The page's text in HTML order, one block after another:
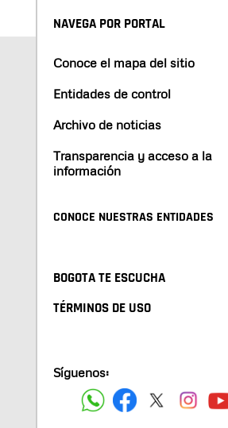
NAVEGA POR PORTAL
Conoce el mapa del sitio
Entidades de control
Archivo de noticias
Transparencia y acceso a la
información
CONOCE NUESTRAS ENTIDADES
BOGOTA TE ESCUCHA
TÉRMINOS DE USO
Síguenos: